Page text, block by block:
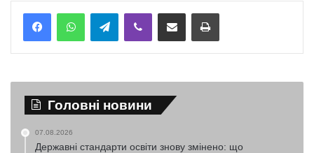
TelegramViber Надіслати електронною поштоюНадрукувати
Головні новини
07.08.2026
Державні стандарти освіти знову змінено: що